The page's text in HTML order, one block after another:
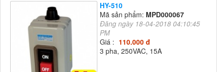
HY-510
Mã sản phẩm: MPD000067
Đăng ngày 18-04-2018 04:10:45
PM
Giá : 110.000 đ
3 pha, 250VAC, 15A